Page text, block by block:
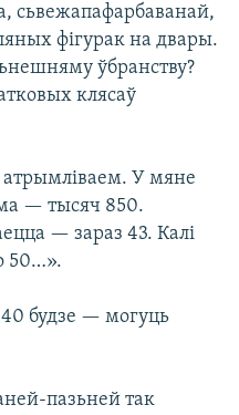
сьвежапафарбаванай,
фігурак на двары.
ўбранству?
клясаў
У мяне
— тысяч 850.
— зараз 43. Калі
50…».
будзе — могуць
пазьней так